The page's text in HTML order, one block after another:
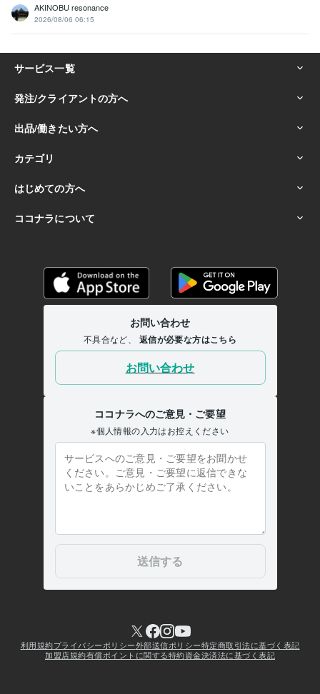
AKINOBU resonance
2026/08/06 06:15